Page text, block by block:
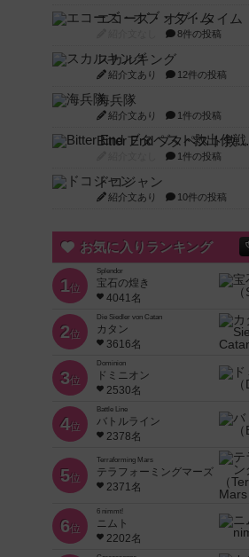
エコーズ・オブ・タイム
8件の投稿
スカルキング
紹介文あり 12件の投稿
海兵隊
紹介文あり 1件の投稿
Bitter End ブタペスト救出作戦
1件の投稿
ドコジャン
紹介文あり 10件の投稿
お気に入りランキング
1位
Splendor
宝石の煌き
4041名
2位
Die Siedler von Catan
カタン
3616名
3位
Dominion
ドミニオン
2530名
4位
Battle Line
バトルライン
2378名
5位
Terraforming Mars
テラフォーミングマーズ
2371名
6位
6 nimmt!
ニムト
2202名